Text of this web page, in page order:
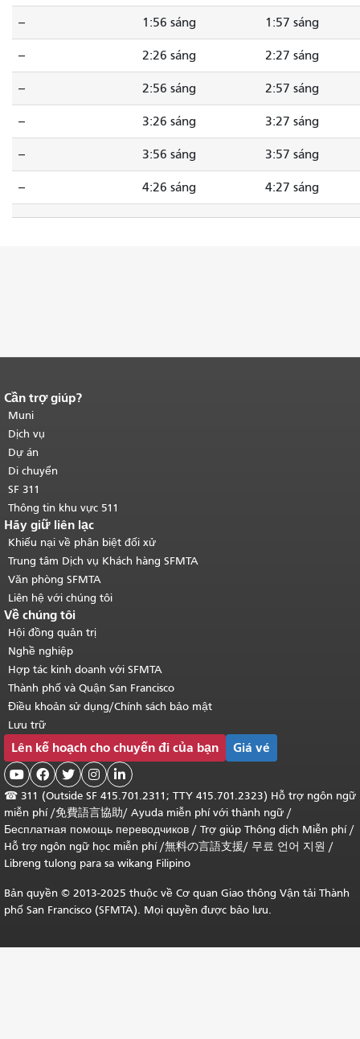
-- 1:56 sáng 1:57 sáng
-- 2:26 sáng 2:27 sáng
-- 2:56 sáng 2:57 sáng
-- 3:26 sáng 3:27 sáng
-- 3:56 sáng 3:57 sáng
-- 4:26 sáng 4:27 sáng
Kết thúc nội dung trang.
của trang này được lặp lại trên mọi
trang.Quay lại đầu trang nội dung
chính.
Cần trợ giúp?
Muni
Dịch vụ
Dự án
Di chuyển
SF 311
Thông tin khu vực 511
Hãy giữ liên lạc
Khiếu nại về phân biệt đối xử
Trung tâm Dịch vụ Khách hàng SFMTA
Văn phòng SFMTA
Liên hệ với chúng tôi
Về chúng tôi
Hội đồng quản trị
Nghề nghiệp
Hợp tác kinh doanh với SFMTA
Thành phố và Quận San Francisco
Điều khoản sử dụng/Chính sách bảo mật
Lưu trữ
Lên kế hoạch cho chuyến đi của bạn Giá vé
    
☎ 311 (Outside SF 415.701.2311; TTY 415.701.2323) Hỗ trợ ngôn ngữ
miễn phí /免費語言協助/ Ayuda miễn phí với thành ngữ /
Бесплатная помощь переводчиков / Trợ giúp Thông dịch Miễn phí/
Hỗ trợ ngôn ngữ học miễn phí/無料の言語支援/ 무료 언어 지원 /
Libreng tulong para sa wikang Filipino
Bản quyền © 2013-2025 thuộc về Cơ quan Giao thông Vận tải Thành
phố San Francisco (SFMTA). Mọi quyền được bảo lưu.